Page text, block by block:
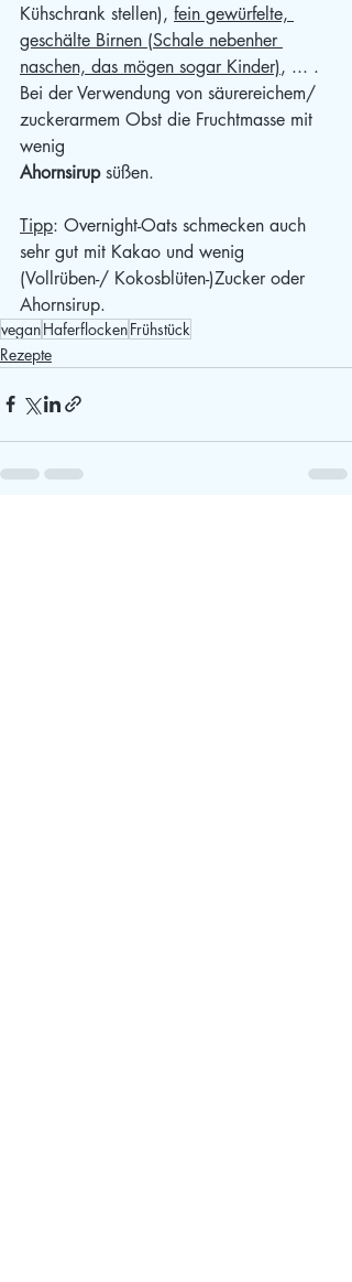
Kühschrank stellen), fein gewürfelte,
geschälte Birnen (Schale nebenher
naschen, das mögen sogar Kinder), ... .
Bei der Verwendung von säurereichem/
zuckerarmem Obst die Fruchtmasse mit
wenig
Ahornsirup süßen.
Tipp: Overnight-Oats schmecken auch
sehr gut mit Kakao und wenig
(Vollrüben-/ Kokosblüten-)Zucker oder
Ahornsirup.
veganHaferflockenFrühstück
Rezepte